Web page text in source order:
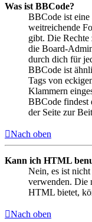
Was ist BBCode?
BBCode ist
weitreichende
gibt. Die
die Board-
durch dich für
BBCode ist
Tags von
Klammern
BBCode findest
der Seite zur
Nach oben
Kann ich HTML
Nein, es ist
verwenden. Die
HTML bietet,
Nach oben